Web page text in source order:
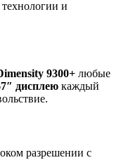
и
9300+ любые
дисплею каждый
разрешении с